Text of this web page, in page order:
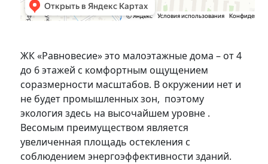
ЖК «Равновесие» это малоэтажные дома – от 4
до 6 этажей с комфортным ощущением
соразмерности масштабов. В окружении нет и
не будет промышленных зон, поэтому
экология здесь на высочайшем уровне .
Весомым преимуществом является
увеличенная площадь остекления с
соблюдением энергоэффективности зданий.